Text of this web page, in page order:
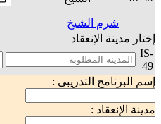
شرم الشيخ
إختار مدينة الإنعقاد
IS-
49
إسم البرنامج التدريبى :
مدينة الإنعقاد :